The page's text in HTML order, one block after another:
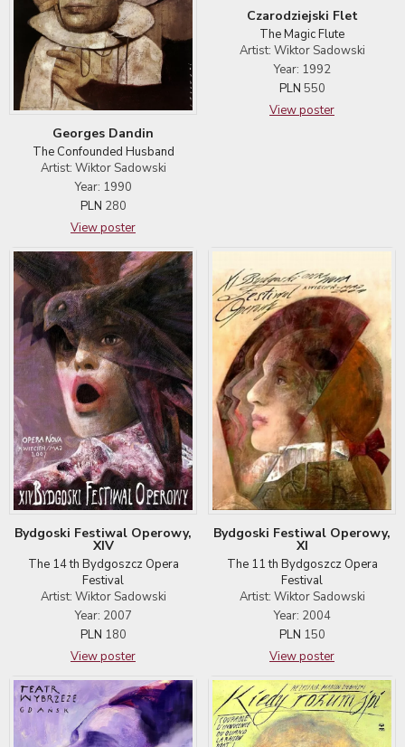
Georges Dandin
The Confounded Husband
Artist: Wiktor Sadowski
Year: 1990
PLN 280
View poster
Czarodziejski Flet
The Magic Flute
Artist: Wiktor Sadowski
Year: 1992
PLN 550
View poster
Bydgoski Festiwal Operowy,
XIV
The 14 th Bydgoszcz Opera
Festival
Artist: Wiktor Sadowski
Year: 2007
PLN 180
View poster
Bydgoski Festiwal Operowy,
XI
The 11 th Bydgoszcz Opera
Festival
Artist: Wiktor Sadowski
Year: 2004
PLN 150
View poster